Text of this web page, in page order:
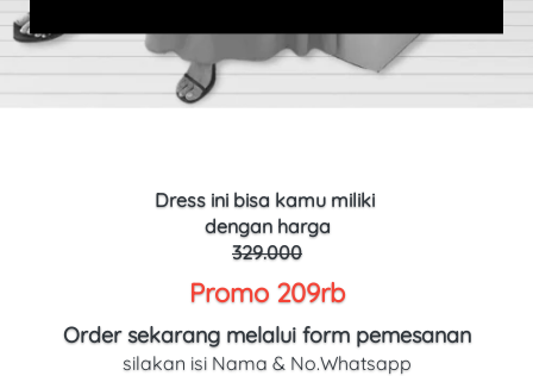
Dress ini bisa kamu miliki
dengan harga
329.000
Promo 209rb
Order sekarang melalui form pemesanan
silakan isi Nama & No.Whatsapp